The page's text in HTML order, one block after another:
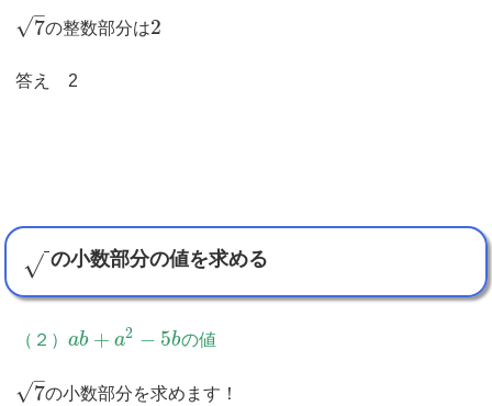
7
–
√ の整数部分は2
答え 2
√ の小数部分の値を求める
（２）ab + a2 − 5bの値
7
–
√ の小数部分を求めます！